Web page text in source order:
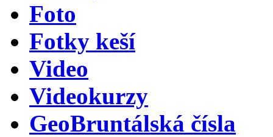
Foto
Fotky keší
Video
Videokurzy
GeoBruntálská čísla